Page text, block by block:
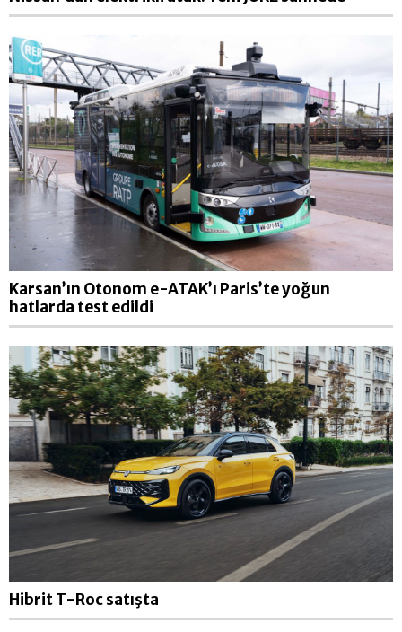
Karsan’ın Otonom e-ATAK’ı Paris’te yoğun
hatlarda test edildi
Hibrit T-Roc satışta